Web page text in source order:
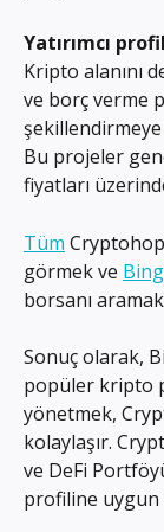
Yatırımcı
Kripto alanını
ve borç verme
şekillendirmeye
Bu projeler
fiyatları
Tüm
görmek ve
borsanı
Sonuç olarak,
popüler kripto
yönetmek,
kolaylaşır.
ve DeFi
profiline